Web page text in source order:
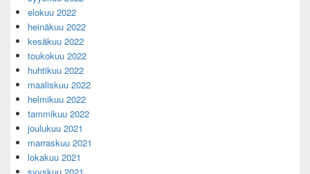
elokuu 2022
heinäkuu 2022
kesäkuu 2022
toukokuu 2022
huhtikuu 2022
maaliskuu 2022
helmikuu 2022
tammikuu 2022
joulukuu 2021
marraskuu 2021
lokakuu 2021